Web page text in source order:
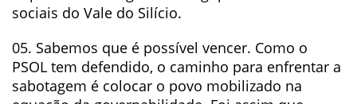
sociais do Vale do Silício.
05. Sabemos que é possível vencer. Como o
PSOL tem defendido, o caminho para enfrentar a
sabotagem é colocar o povo mobilizado na